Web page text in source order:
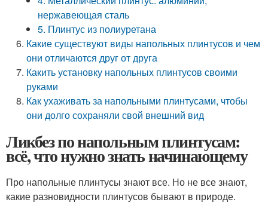
нержавеющая сталь
5. Плинтус из полиуретана
Какие существуют виды напольных плинтусов и чем
они отличаются друг от друга
Какить установку напольных плинтусов своими
руками
Как ухаживать за напольными плинтусами, чтобы
они долго сохраняли свой внешний вид
Ликбез по напольным плинтусам:
всё, что нужно знать начинающему
Про напольные плинтусы знают все. Но не все знают,
какие разновидности плинтусов бывают в природе.